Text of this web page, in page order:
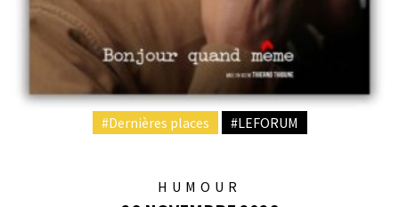
#Dernières places #LEFORUM
HUMOUR